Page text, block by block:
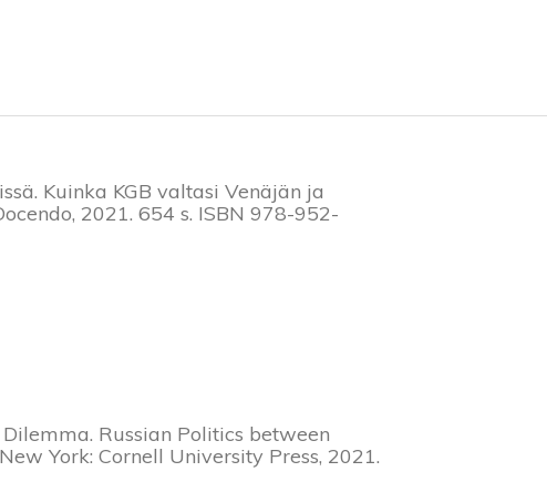
Kuinka KGB valtasi Venäjän ja
2021. 654 s. ISBN 978-952-
Russian Politics between
York: Cornell University Press, 2021.